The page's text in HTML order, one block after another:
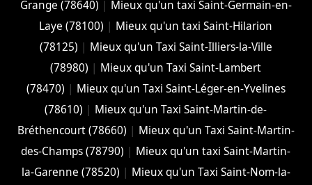
Grange (78640) | Mieux qu'un taxi Saint-Germain-en-
Laye (78100) | Mieux qu'un taxi Saint-Hilarion
(78125) | Mieux qu'un Taxi Saint-Illiers-la-Ville
(78980) | Mieux qu'un Taxi Saint-Lambert
(78470) | Mieux qu'un Taxi Saint-Léger-en-Yvelines
(78610) | Mieux qu'un Taxi Saint-Martin-de-
Bréthencourt (78660) | Mieux qu'un Taxi Saint-Martin-
des-Champs (78790) | Mieux qu'un taxi Saint-Martin-
la-Garenne (78520) | Mieux qu'un Taxi Saint-Nom-la-